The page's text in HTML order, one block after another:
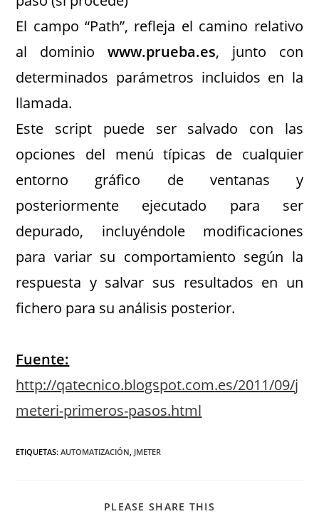
El campo “Path”, refleja el camino relativo
al dominio www.prueba.es, junto con
determinados parámetros incluidos en la
llamada.
Este script puede ser salvado con las
opciones del menú típicas de cualquier
entorno gráfico de ventanas y
posteriormente ejecutado para ser
depurado, incluyéndole modificaciones
para variar su comportamiento según la
respuesta y salvar sus resultados en un
fichero para su análisis posterior.
Fuente:
http://qatecnico.blogspot.com.es/2011/09/j
meteri-primeros-pasos.html
ETIQUETAS:AUTOMATIZACIÓN JMETER
PLEASE SHARE THIS